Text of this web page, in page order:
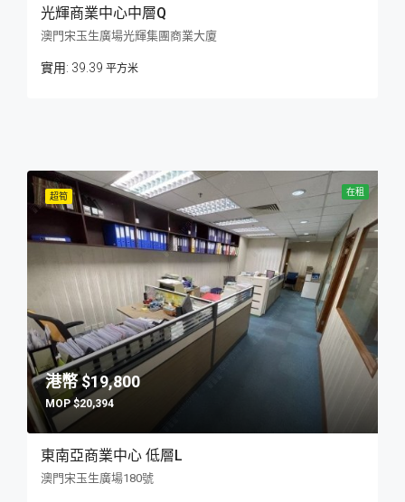
光輝商業中心中層Q
澳門宋玉生廣場光輝集團商業大廈
39.39 平方米
超筍 在租
$19,800
$20,394
東南亞商業中心 低層L
澳門宋玉生廣場180號